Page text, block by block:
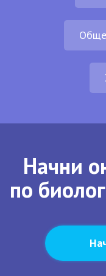
Начни
по